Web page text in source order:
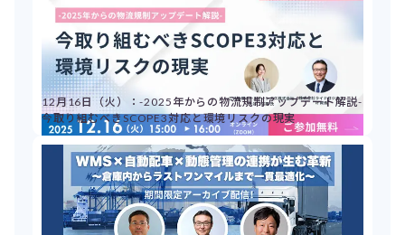
12月16日（火）：-2025年からの物流規制アップデート解説-
今取り組むべきSCOPE3対応と環境リスクの現実